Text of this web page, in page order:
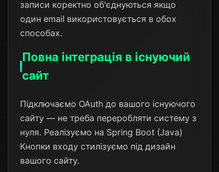
записи коректно об'єднуються якщо
один email використовується в обох
способах.
Повна інтеграція в існуючий
сайт
Підключаємо OAuth до вашого існуючого
сайту — не треба переробляти систему з
нуля. Реалізуємо на Spring Boot (Java)
Кнопки входу стилізуємо під дизайн
вашого сайту.